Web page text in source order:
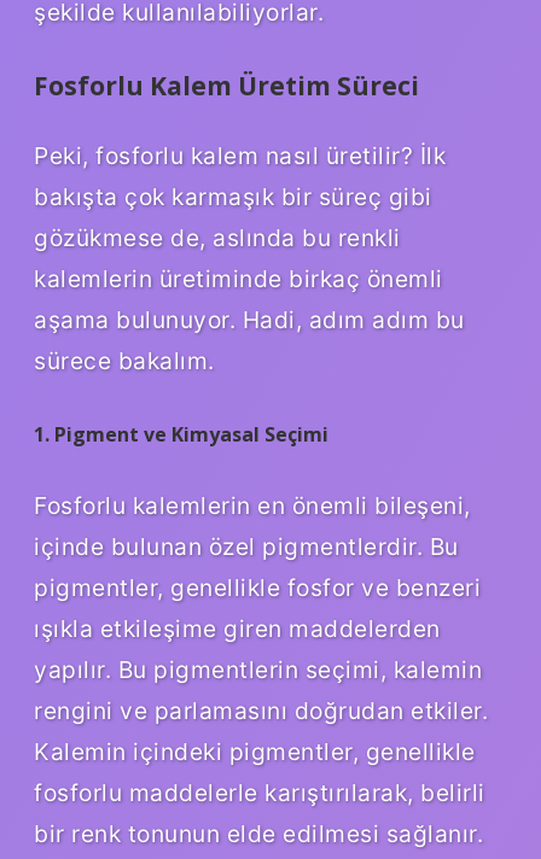
şekilde kullanılabiliyorlar.
Fosforlu Kalem Üretim Süreci
Peki, fosforlu kalem nasıl üretilir? İlk
bakışta çok karmaşık bir süreç gibi
gözükmese de, aslında bu renkli
kalemlerin üretiminde birkaç önemli
aşama bulunuyor. Hadi, adım adım bu
sürece bakalım.
1. Pigment ve Kimyasal Seçimi
Fosforlu kalemlerin en önemli bileşeni,
içinde bulunan özel pigmentlerdir. Bu
pigmentler, genellikle fosfor ve benzeri
ışıkla etkileşime giren maddelerden
yapılır. Bu pigmentlerin seçimi, kalemin
rengini ve parlamasını doğrudan etkiler.
Kalemin içindeki pigmentler, genellikle
fosforlu maddelerle karıştırılarak, belirli
bir renk tonunun elde edilmesi sağlanır.